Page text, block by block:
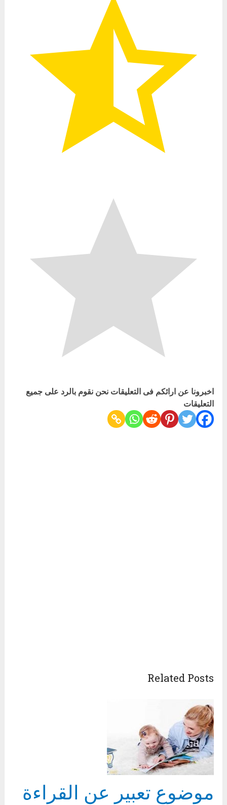
اخبرونا عن ارائكم فى التعليقات نحن نقوم بالرد على جميع
التعليقات
Related Posts
موضوع تعبير عن القراءة